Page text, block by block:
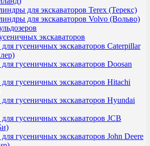
для экскаваторов Terex (Терекс)
для экскаваторов Volvo (Вольво)
экскаваторов
для гусеничных экскаваторов Caterpillar
для гусеничных экскаваторов Doosan
для гусеничных экскаваторов Hitachi
для гусеничных экскаваторов Hyundai
для гусеничных экскаваторов JCB
для гусеничных экскаваторов John Deere